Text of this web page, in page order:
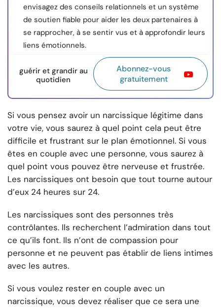
envisagez des conseils relationnels et un système
de soutien fiable pour aider les deux partenaires à
se rapprocher, à se sentir vus et à approfondir leurs
liens émotionnels.
guérir et grandir au
quotidien
Abonnez-vous
gratuitement
Si vous pensez avoir un narcissique légitime dans
votre vie, vous saurez à quel point cela peut être
difficile et frustrant sur le plan émotionnel. Si vous
êtes en couple avec une personne, vous saurez à
quel point vous pouvez être nerveuse et frustrée.
Les narcissiques ont besoin que tout tourne autour
d’eux 24 heures sur 24.
Les narcissiques sont des personnes très
contrôlantes. Ils recherchent l’admiration dans tout
ce qu’ils font. Ils n’ont de compassion pour
personne et ne peuvent pas établir de liens intimes
avec les autres.
Si vous voulez rester en couple avec un
narcissique, vous devez réaliser que ce sera une